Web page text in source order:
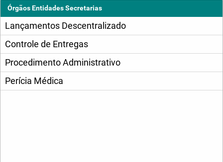
Órgãos Entidades Secretarias
Lançamentos Descentralizado
Controle de Entregas
Procedimento Administrativo
Perícia Médica